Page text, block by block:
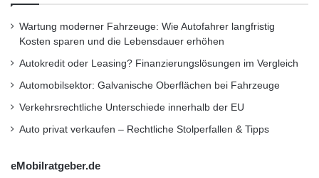
Sie können die Kommentare per RSS-Feed
verfolgen:RSS 2.0.
Sie können einen Trackback setzen
Kurzverweis
Wartung moderner Fahrzeuge: Wie Autofahrer langfristig
Kosten sparen und die Lebensdauer erhöhen
Autokredit oder Leasing? Finanzierungslösungen im Vergleich
Automobilsektor: Galvanische Oberflächen bei Fahrzeuge
Verkehrsrechtliche Unterschiede innerhalb der EU
Auto privat verkaufen – Rechtliche Stolperfallen & Tipps
eMobilratgeber.de